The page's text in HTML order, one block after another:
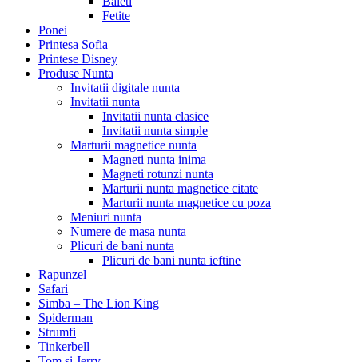
Fetite
Ponei
Printesa Sofia
Printese Disney
Produse Nunta
Invitatii digitale nunta
Invitatii nunta
Invitatii nunta clasice
Invitatii nunta simple
Marturii magnetice nunta
Magneti nunta inima
Magneti rotunzi nunta
Marturii nunta magnetice citate
Marturii nunta magnetice cu poza
Meniuri nunta
Numere de masa nunta
Plicuri de bani nunta
Plicuri de bani nunta ieftine
Rapunzel
Safari
Simba – The Lion King
Spiderman
Strumfi
Tinkerbell